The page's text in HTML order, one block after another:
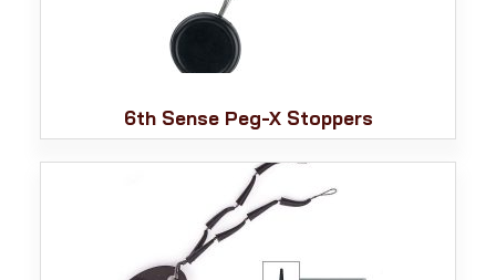
6th Sense Peg-X Stoppers